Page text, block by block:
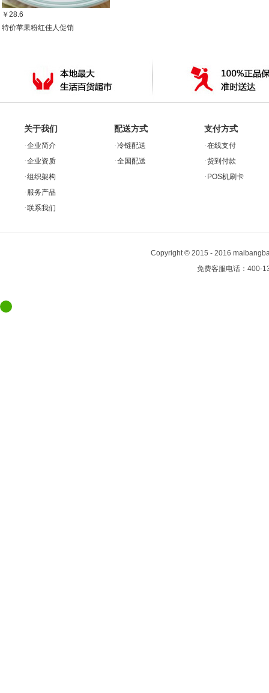
￥28.6
特价苹果粉红佳人促销
关于我们
·企业简介
·企业资质
·组织架构
· 服务产品
·联系我们
配送方式
·冷链配送
·全国配送
支付方式
·在线支付
·货到付款
· POS机刷卡
Copyright© 2015 - 2016
免费客服电话：400-